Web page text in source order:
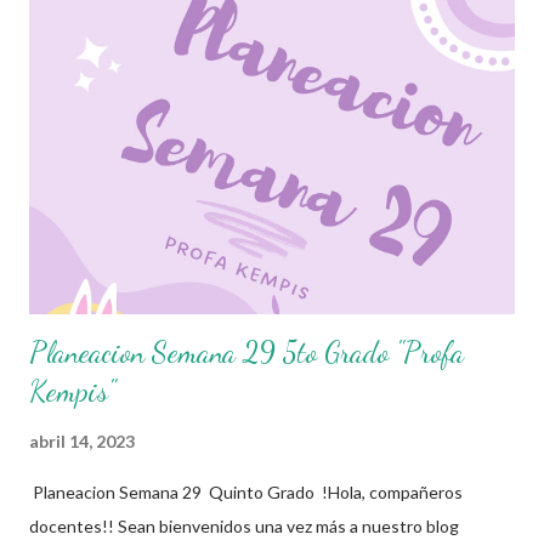
semana. Esperando que este material sea de gran utilidad para
fortalecer los procesos de enseñanza y aprendizaje para que los
alumnos alcacen los niveles de logro educativo. Agradecemos a
los creadores de estos increibles archivos ya que gracias a su
dedicacion y trabajo podemos gozar de estas planeaciones
didacticas, recuerden que nosotros solo los compartimos con
fines educativos, didácticos e informativos.😊 Obtén
documento completo aquí ...
Planeacion Semana 29 5to Grado "Profa
Kempis"
abril 14, 2023
Planeacion Semana 29 Quinto Grado !Hola, compañeros
docentes!! Sean bienvenidos una vez más a nuestro blog